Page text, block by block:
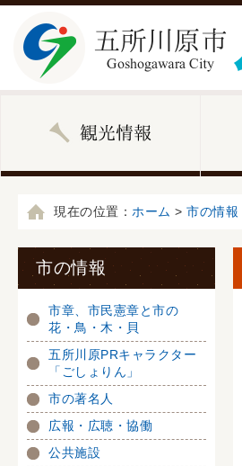
現在の位置： ホーム > 市の情報
市の情報
市章、市民憲章と市の
花・鳥・木・貝
五所川原PRキャラクター
「ごしょりん」
市の著名人
広報・広聴・協働
公共施設